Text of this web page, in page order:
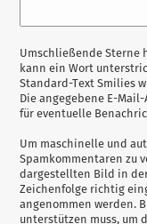
Antwort
zu
Umschließende Sterne
kann ein Wort
Standard-Text Smilies
Die angegebene E-
für eventuelle
Um maschinelle und
Spamkommentaren zu
dargestellten Bild in
Zeichenfolge richtig
angenommen werden.
unterstützen muss, um